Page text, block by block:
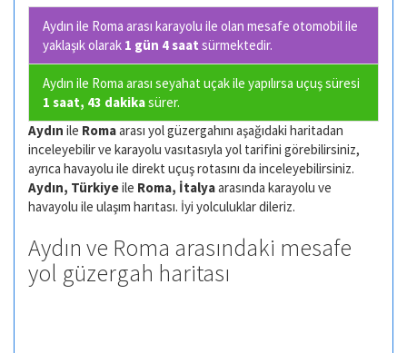
Aydın ile Roma arası karayolu ile olan mesafe otomobil ile
yaklaşık olarak 1 gün 4 saat sürmektedir.
Aydın ile Roma arası seyahat uçak ile yapılırsa uçuş süresi
1 saat, 43 dakikasürer.
Aydın ile Romaarası yol güzergahını aşağıdaki haritadan
inceleyebilir ve karayolu vasıtasıyla yol tarifini görebilirsiniz,
ayrıca havayolu ile direkt uçuş rotasını da inceleyebilirsiniz.
Aydın, Türkiyeile Roma, İtalyaarasında karayolu ve
havayolu ile ulaşım harıtası. İyi yolculuklar dileriz.
Aydın ve Roma arasındaki mesafe
yol güzergah haritası